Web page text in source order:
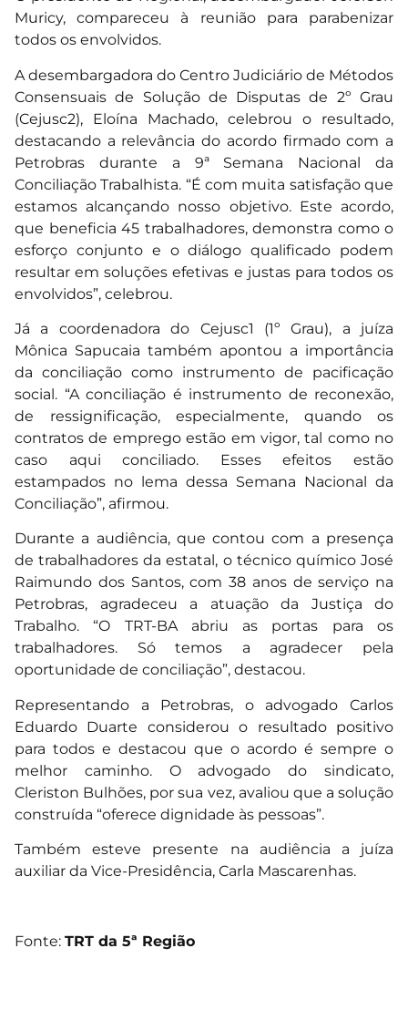
Muricy, compareceu à reunião para parabenizar
todos os envolvidos.
A desembargadora do Centro Judiciário de Métodos
Consensuais de Solução de Disputas de 2º Grau
(Cejusc2), Eloína Machado, celebrou o resultado,
destacando a relevância do acordo firmado com a
Petrobras durante a 9ª Semana Nacional da
Conciliação Trabalhista. “É com muita satisfação que
estamos alcançando nosso objetivo. Este acordo,
que beneficia 45 trabalhadores, demonstra como o
esforço conjunto e o diálogo qualificado podem
resultar em soluções efetivas e justas para todos os
envolvidos”, celebrou.
Já a coordenadora do Cejusc1 (1º Grau), a juíza
Mônica Sapucaia também apontou a importância
da conciliação como instrumento de pacificação
social. “A conciliação é instrumento de reconexão,
de ressignificação, especialmente, quando os
contratos de emprego estão em vigor, tal como no
caso aqui conciliado. Esses efeitos estão
estampados no lema dessa Semana Nacional da
Conciliação”, afirmou.
Durante a audiência, que contou com a presença
de trabalhadores da estatal, o técnico químico José
Raimundo dos Santos, com 38 anos de serviço na
Petrobras, agradeceu a atuação da Justiça do
Trabalho. “O TRT-BA abriu as portas para os
trabalhadores. Só temos a agradecer pela
oportunidade de conciliação”, destacou.
Representando a Petrobras, o advogado Carlos
Eduardo Duarte considerou o resultado positivo
para todos e destacou que o acordo é sempre o
melhor caminho. O advogado do sindicato,
Cleriston Bulhões, por sua vez, avaliou que a solução
construída “oferece dignidade às pessoas”.
Também esteve presente na audiência a juíza
auxiliar da Vice-Presidência, Carla Mascarenhas.
Fonte: TRT da 5ª Região